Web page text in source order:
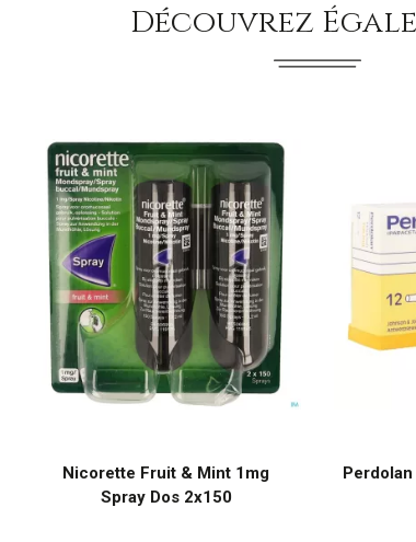
Découvrez
Nicorette Fruit & Mint 1mg
Spray Dos 2x150